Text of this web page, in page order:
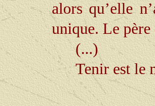
alors qu’elle
unique. Le père
(...)
Tenir est le